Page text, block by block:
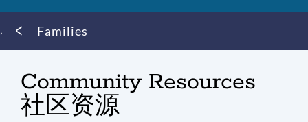
Breadcrumb
Families
Community Resources
社区资源